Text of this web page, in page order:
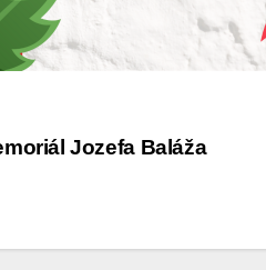
Jozefa Baláža